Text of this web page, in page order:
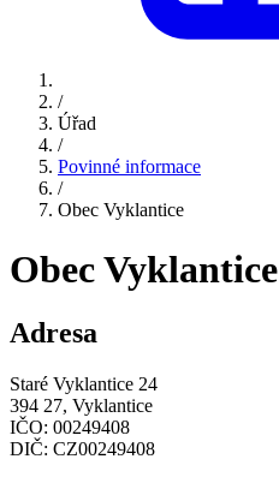
/
Úřad
/
Povinné informace
/
Obec Vyklantice
Obec Vyklantice
Adresa
Staré Vyklantice 24
394 27, Vyklantice
IČO: 00249408
DIČ: CZ00249408